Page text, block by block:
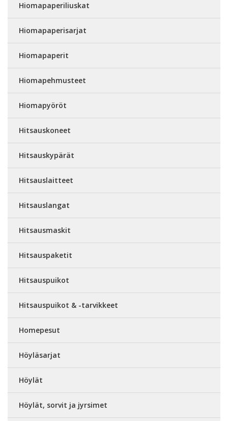
Hiomapaperiliuskat
Hiomapaperisarjat
Hiomapaperit
Hiomapehmusteet
Hiomapyöröt
Hitsauskoneet
Hitsauskypärät
Hitsauslaitteet
Hitsauslangat
Hitsausmaskit
Hitsauspaketit
Hitsauspuikot
Hitsauspuikot & -tarvikkeet
Homepesut
Höyläsarjat
Höylät
Höylät, sorvit ja jyrsimet